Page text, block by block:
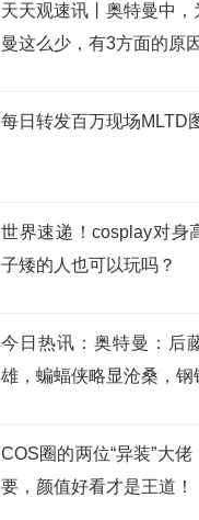
天天观速讯丨奥特曼中
曼这么少，有3方面的原因
每日转发百万现场MLTD
世界速递！cosplay对身
子矮的人也可以玩吗？
今日热讯：奥特曼：后
雄，蝙蝠侠略显沧桑，钢
COS圈的两位“异装”大
要，颜值好看才是王道！